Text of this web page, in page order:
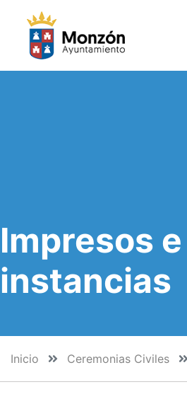
Impresos e
instancias
Inicio Ceremonias Civiles